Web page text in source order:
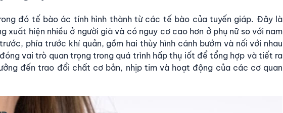
đó tế bào ác tính hình thành từ các tế bào của tuyến giáp. Đây là
xuất hiện nhiều ở người già và có nguy cơ cao hơn ở phụ nữ so với nam
phía trước khí quản, gồm hai thùy hình cánh bướm và nối với nhau
vai trò quan trọng trong quá trình hấp thụ iốt để tổng hợp và tiết ra
đến trao đổi chất cơ bản, nhịp tim và hoạt động của các cơ quan